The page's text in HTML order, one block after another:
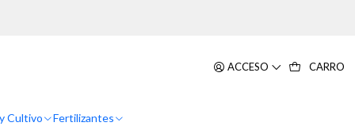
ACCESO CARRO
Cultivo Fertilizantes